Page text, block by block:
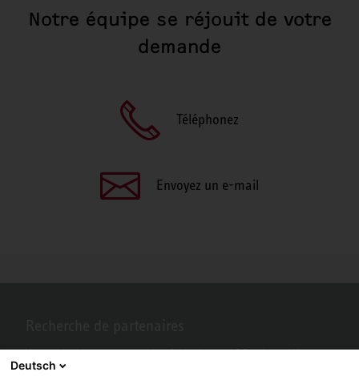
Notre équipe se réjouit de votre
demande
Téléphonez
Envoyez un e-mail
Vous recherchez un partenaire près de chez vous? Pas de problème
avec STIEBEL ELTRON.
Deutsch